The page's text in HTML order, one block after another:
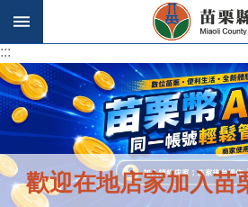
跳到主要內容區塊
:::
:::
歡迎在地店家加入苗